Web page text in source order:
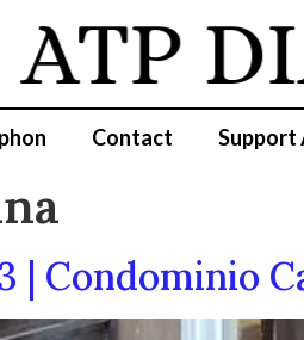
ATP
Contact Support
| Condominio